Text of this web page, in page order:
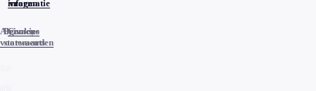
informatie
vragen
Algemene
voorwaarden
Privacy
statements
Cookies